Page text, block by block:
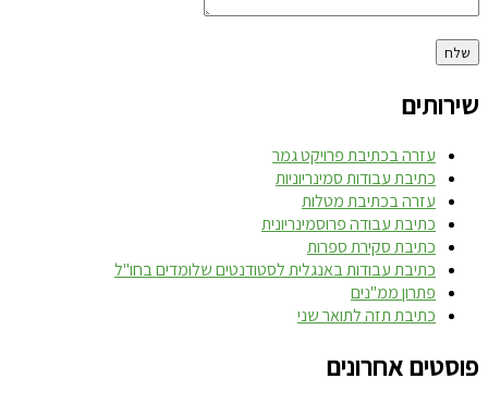
שירותים
עזרה בכתיבת פרויקט גמר
כתיבת עבודות סמינריוניות
עזרה בכתיבת מטלות
כתיבת עבודה פרוסמינריונית
כתיבת סקירת ספרות
כתיבת עבודות באנגלית לסטודנטים שלומדים בחו"ל
פתרון ממ"נים
כתיבת תזה לתואר שני
פוסטים אחרונים